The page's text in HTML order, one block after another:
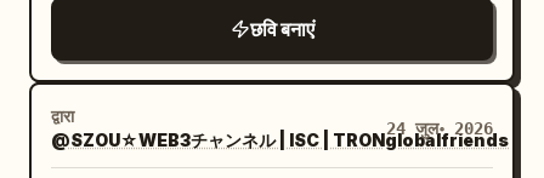
और “UN AFICIONADO SE LLEVÓ EL
CRÉDITO” टेक्स्ट हो। नीचे बाईं ओर, विशाल मैजेंटा
छोटा सफेद टेक्स्ट “ERA EL VERDADERO
COMPOSITOR” जोड़ें। केंद्रीय विषय: 18वीं सदी के
रही है। चेस्ट-अप पोर्ट्रेट, सीधा आई कॉन्टैक्ट,
आत्मविश्वास से भरा फ्रेंडली एक्सप्रेशन, प्रोफेशनल
माइक्रोफोन, हेडफोन, धुंधले डुअल मॉनिटर, छोटे साइंस-
फिक्शन कलेक्टिबल्स और स्यान, वॉयलेट और मैजेंटा रंग की
आकर्षक नियोन लाइट्स। उसके चेहरे पर सॉफ्ट वार्म की
छवि बनाएं
द्वारा
@SZOU☆WEB3チャンネル | ISC | TRONglobalfriends
24 जुल॰ 2026